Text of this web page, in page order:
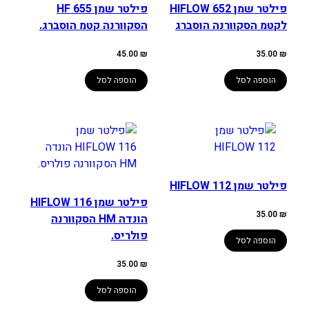
פילטר שמן 652 HIFLOW
לקטמ הסקוורנה הוסברג
35.00₪
הוספה לסל
פילטר שמן HF 655
הסקוורנה קטמ הוסברג.
45.00₪
הוספה לסל
פילטר שמן HIFLOW 112
35.00₪
הוספה לסל
פילטר שמן HIFLOW 116
הונדה HM הסקוורנה
פולריס.
35.00₪
הוספה לסל